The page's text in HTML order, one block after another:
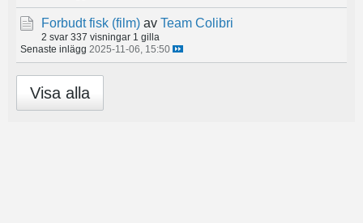
Forbudt fisk (film) av Team Colibri
2 svar 337 visningar 1 gilla
Senaste inlägg 2025-11-06, 15:50
Visa alla